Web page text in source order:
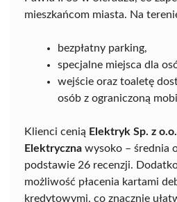
mieszkańcom miasta. Na
bezpłatny parking,
specjalne miejsca dla
wejście oraz toaletę
osób z ograniczoną
Klienci cenią Elektryk Sp. z
Elektryczna wysoko – średnia
podstawie 26 recenzji.
możliwość płacenia kartami
kredytowymi, co znacznie